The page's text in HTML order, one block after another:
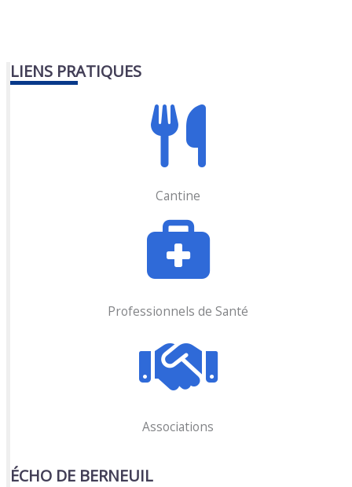
LIENS PRATIQUES
Cantine
Professionnels de Santé
Associations
ÉCHO DE BERNEUIL